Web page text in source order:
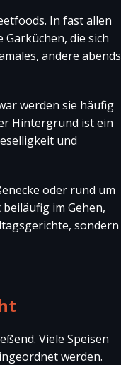
In fast allen
die sich
andere abends
werden sie häufig
Hintergrund ist ein
und
oder rund um
im Gehen,
sondern
Viele Speisen
werden.